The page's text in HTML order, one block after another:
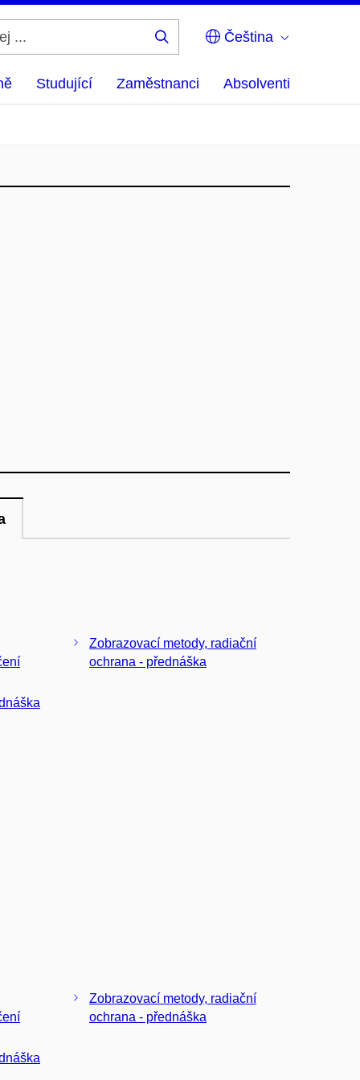
Čeština
Studující Zaměstnanci Absolventi
Zobrazovací metody, radiační
ochrana - přednáška
Zobrazovací metody, radiační
ochrana - přednáška